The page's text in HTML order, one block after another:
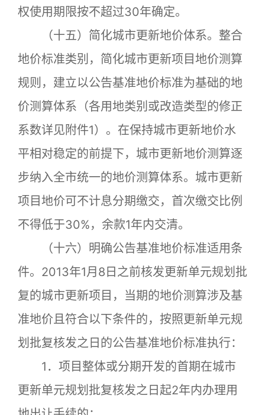
权使用期限按不超过30年确定。
（十五）简化城市更新地价体系。整合
地价标准类别，简化城市更新项目地价测算
规则，建立以公告基准地价标准为基础的地
价测算体系（各用地类别或改造类型的修正
系数详见附件1）。在保持城市更新地价水
平相对稳定的前提下，城市更新地价测算逐
步纳入全市统一的地价测算体系。城市更新
项目地价可不计息分期缴交，首次缴交比例
不得低于30%，余款1年内交清。
（十六）明确公告基准地价标准适用条
件。2013年1月8日之前核发更新单元规划批
复的城市更新项目，当期的地价测算涉及基
准地价且符合以下条件的，按照更新单元规
划批复核发之日的公告基准地价标准执行：
1．项目整体或分期开发的首期在城市
更新单元规划批复核发之日起2年内办理用